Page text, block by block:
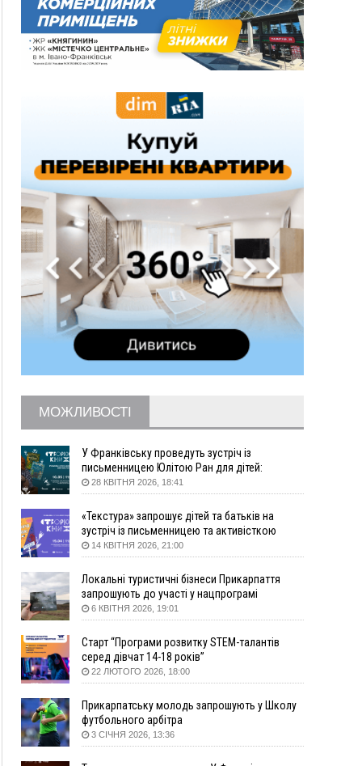
розпочати терапію якомога раніше
12:00
Франківця, який у Косові викрав за магазину
понад 640 тисяч гривень у валюті, засудили до
5 років
"Оберегу" дані про чоловіків 18–60 років
Водійка, яку на Сухомлинського побив інший
керманич, відмовилася від обвинувачення —
справу закрили
10:45
У Франківську, Коломиї, Долині та Яремче 6
10:02
Змушував надсилати інтимні фото: на
Прикарпатті затримали підозрюваного у
розбещенні малолітньої
АМКУ розпочав справу проти Гвіздецької
селищної ради через різні ставки земельного
податку
Синоптики попереджають про значний дощ на
Прикарпатті до кінця п'ятниці
Нафтогазову площу на межі Прикарпаття та
Львівщини повторно виставили на аукціон за
Вчора
18:46 ФОТО У Польщі невідомі скоїли наругу над
могилою УПА
17:45
Сили оборони уразила Ярославський НПЗ та
кораблі берегової охорони фсб у Керчі
побачать далеко за межами Коломиї
16:42
Поблизу Франківська п'яний на Chevrolet
втікав від поліції
16:27
На Прикарпатті триває декларування
вогнепальної зброї: уже зареєстровано 282
одиниці
отримали рекомендації до зарахування на
бакалаврат у ВНЗ
15:28
Кілька вулиць у Долині тимчасово залишаться
без газу
15:02
ФОТО У Старуні відбулася Патріарша проща
14:35
Не знає англійську на достатньому рівні.
МОЖЛИВОСТІ
У Франківську проведуть зустріч із
письменницею Юлітою Ран для дітей:
говоритимуть про серію книг про Мавку
28 КВІТНЯ 2026, 18:41
«Текстура» запрошує дітей та батьків на
зустріч із письменницею та активісткою
Анною Повх
14 КВІТНЯ 2026, 21:00
Локальні туристичні бізнеси Прикарпаття
запрошують до участі у нацпрограмі
«Подорож до себе»
6 КВІТНЯ 2026, 19:01
Старт “Програми розвитку STEM-талантів
серед дівчат 14-18 років”
22 ЛЮТОГО 2026, 18:00
Прикарпатську молодь запрошують у Школу
футбольного арбітра
3 СІЧНЯ 2026, 13:36